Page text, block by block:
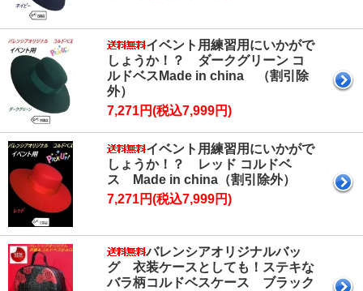
イベント用練習用にいかがで
しょうか！？ ダークグリーン コ
ルドベスMade in china （割引除
外）
7,271円(税込7,999円)
イベント用練習用にいかがで
しょうか！？ レッド コルドベ
ス Made in china（割引除外）
7,271円(税込7,999円)
バレンシアオリジナルバッ
グ 衣装ケースとしても！ステキな
バラ柄コルドベスケース ブラック